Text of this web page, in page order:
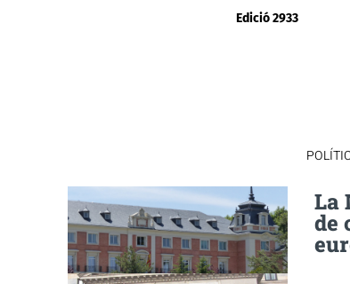
Edició 2933
La
de